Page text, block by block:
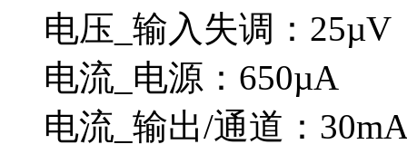
电压_输入失调：25µV
电流_电源：650µA
电流_输出/通道：